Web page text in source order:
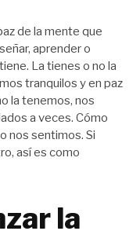
de la mente que
aprender o
La tienes o no la
tranquilos y en paz
la tenemos, nos
a veces. Cómo
nos sentimos. Si
así es como
la